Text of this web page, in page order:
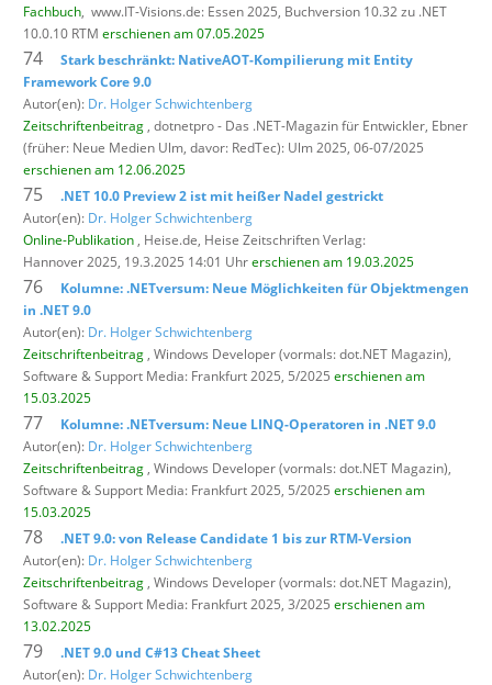
Fachbuch, www.IT-Visions.de: Essen 2025, Buchversion 10.32 zu .NET
10.0.10 RTM erschienen am 07.05.2025
74
Stark beschränkt: NativeAOT-Kompilierung mit Entity
Framework Core 9.0
Autor(en): Dr. Holger Schwichtenberg
Zeitschriftenbeitrag , dotnetpro - Das .NET-Magazin für Entwickler, Ebner
(früher: Neue Medien Ulm, davor: RedTec): Ulm 2025, 06-07/2025
erschienen am 12.06.2025
75
.NET 10.0 Preview 2 ist mit heißer Nadel gestrickt
Autor(en): Dr. Holger Schwichtenberg
Online-Publikation , Heise.de, Heise Zeitschriften Verlag:
Hannover 2025, 19.3.2025 14:01 Uhrerschienen am 19.03.2025
76
Kolumne: .NETversum: Neue Möglichkeiten für Objektmengen
in .NET 9.0
Autor(en): Dr. Holger Schwichtenberg
Zeitschriftenbeitrag , Windows Developer (vormals: dot.NET Magazin),
Software & Support Media: Frankfurt 2025, 5/2025 erschienen am
15.03.2025
77
Kolumne: .NETversum: Neue LINQ-Operatoren in .NET 9.0
Autor(en): Dr. Holger Schwichtenberg
Zeitschriftenbeitrag , Windows Developer (vormals: dot.NET Magazin),
Software & Support Media: Frankfurt 2025, 5/2025 erschienen am
15.03.2025
78
.NET 9.0: von Release Candidate 1 bis zur RTM-Version
Autor(en): Dr. Holger Schwichtenberg
Zeitschriftenbeitrag , Windows Developer (vormals: dot.NET Magazin),
Software & Support Media: Frankfurt 2025, 3/2025 erschienen am
13.02.2025
79
.NET 9.0 und C#13 Cheat Sheet
Autor(en): Dr. Holger Schwichtenberg